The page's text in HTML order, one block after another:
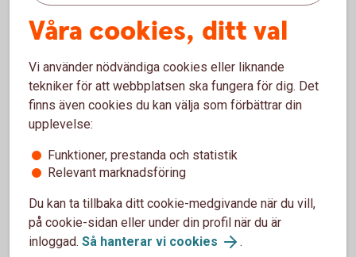
Så fungerar företagsappen (Swish Handel)
Varning för bedrägeri
Swish.nu varnar för en ny typ av bedrägeri där
betalningar. Rekommendationen är att skaffa Swish
företagsapp där ni kan se inkomna betalningar i
realtid.
Våra cookies, ditt val
Vi använder nödvändiga cookies eller liknande
tekniker för att webbplatsen ska fungera för dig. Det
finns även cookies du kan välja som förbättrar din
upplevelse:
Funktioner, prestanda och statistik
Relevant marknadsföring
Du kan ta tillbaka ditt cookie-medgivande när du vill,
på cookie-sidan eller under din profil när du är
inloggad. Så hanterar vi cookies .